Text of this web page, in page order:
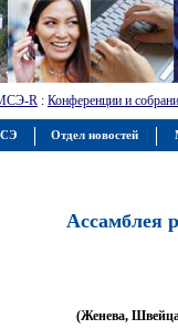
R : Конференции и
Ассамблея
(Женева,
Отдел новостей